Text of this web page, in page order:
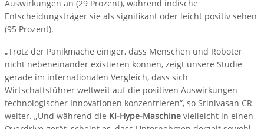
Auswirkungen an (29 Prozent), während indische
Entscheidungsträger sie als signifikant oder leicht positiv sehen
(95 Prozent).
„Trotz der Panikmache einiger, dass Menschen und Roboter
nicht nebeneinander existieren können, zeigt unsere Studie
gerade im internationalen Vergleich, dass sich
Wirtschaftsführer weltweit auf die positiven Auswirkungen
technologischer Innovationen konzentrieren“, so Srinivasan CR
weiter. „Und während die KI-Hype-Maschine vielleicht in einen